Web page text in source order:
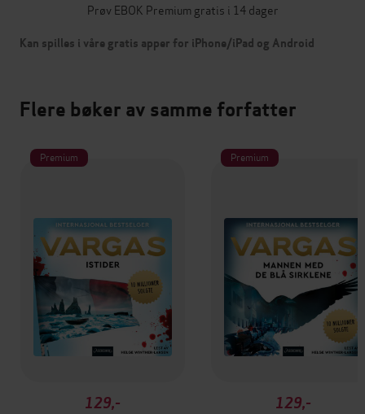
Prøv EBOK Premium gratis i 14 dager
Kan spilles i våre gratis apper for iPhone/iPad og Android
Flere bøker av samme forfatter
Premium
129,-
Premium
129,-